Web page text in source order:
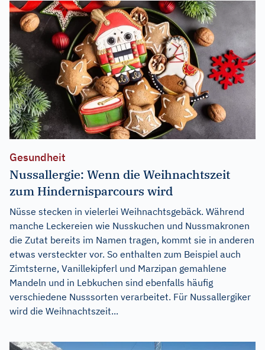
Gesundheit
Nussallergie: Wenn die Weihnachtszeit
zum Hindernisparcours wird
Nüsse stecken in vielerlei Weihnachtsgebäck. Während
manche Leckereien wie Nusskuchen und Nussmakronen
die Zutat bereits im Namen tragen, kommt sie in anderen
etwas versteckter vor. So enthalten zum Beispiel auch
Zimtsterne, Vanillekipferl und Marzipan gemahlene
Mandeln und in Lebkuchen sind ebenfalls häufig
verschiedene Nusssorten verarbeitet. Für Nussallergiker
wird die Weihnachtszeit...